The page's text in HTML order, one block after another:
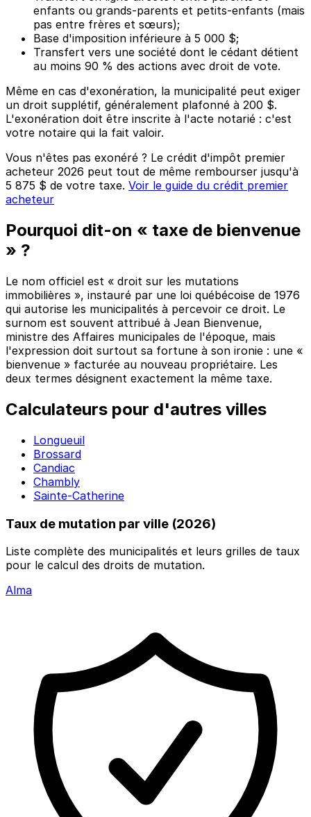
enfants ou grands-parents et petits-enfants (mais
pas entre frères et sœurs);
Base d'imposition inférieure à 5 000 $;
Transfert vers une société dont le cédant détient
au moins 90 % des actions avec droit de vote.
Même en cas d'exonération, la municipalité peut exiger
un droit supplétif, généralement plafonné à 200 $.
L'exonération doit être inscrite à l'acte notarié : c'est
votre notaire qui la fait valoir.
Vous n'êtes pas exonéré ? Le crédit d'impôt premier
acheteur 2026 peut tout de même rembourser jusqu'à
5 875 $ de votre taxe. Voir le guide du crédit premier
acheteur
Pourquoi dit-on « taxe de bienvenue
» ?
Le nom officiel est « droit sur les mutations
immobilières », instauré par une loi québécoise de 1976
qui autorise les municipalités à percevoir ce droit. Le
surnom est souvent attribué à Jean Bienvenue,
ministre des Affaires municipales de l'époque, mais
l'expression doit surtout sa fortune à son ironie : une «
bienvenue » facturée au nouveau propriétaire. Les
deux termes désignent exactement la même taxe.
Calculateurs pour d'autres villes
Longueuil
Brossard
Candiac
Chambly
Sainte-Catherine
Taux de mutation par ville (2026)
Liste complète des municipalités et leurs grilles de taux
pour le calcul des droits de mutation.
Alma